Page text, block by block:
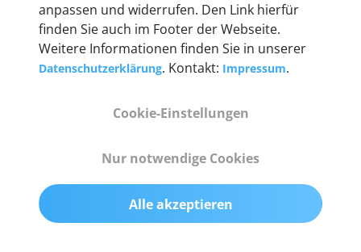
Technische Details &
Lieferumfang
55 mm x 25 mm x 12 mm
anpassen und widerrufen. Den Link hierfür
finden Sie auch im Footer der Webseite.
Weitere Informationen finden Sie in unserer
Datenschutzerklärung. Kontakt: Impressum.
Cookie-Einstellungen
Nur notwendige Cookies
Alle akzeptieren